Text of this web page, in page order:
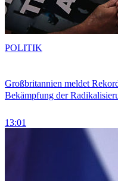
Großbritannien meldet
Bekämpfung der
13:01
POLITIK